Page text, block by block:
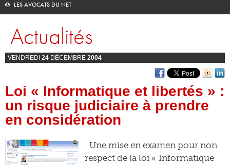
LES AVOCATS DU NET
Actualités
VENDREDI 24 DÉCEMBRE 2004
Loi « Informatique et libertés » :
un risque judiciaire à prendre
en considération
Une mise en examen pour non
respect de la loi « Informatique